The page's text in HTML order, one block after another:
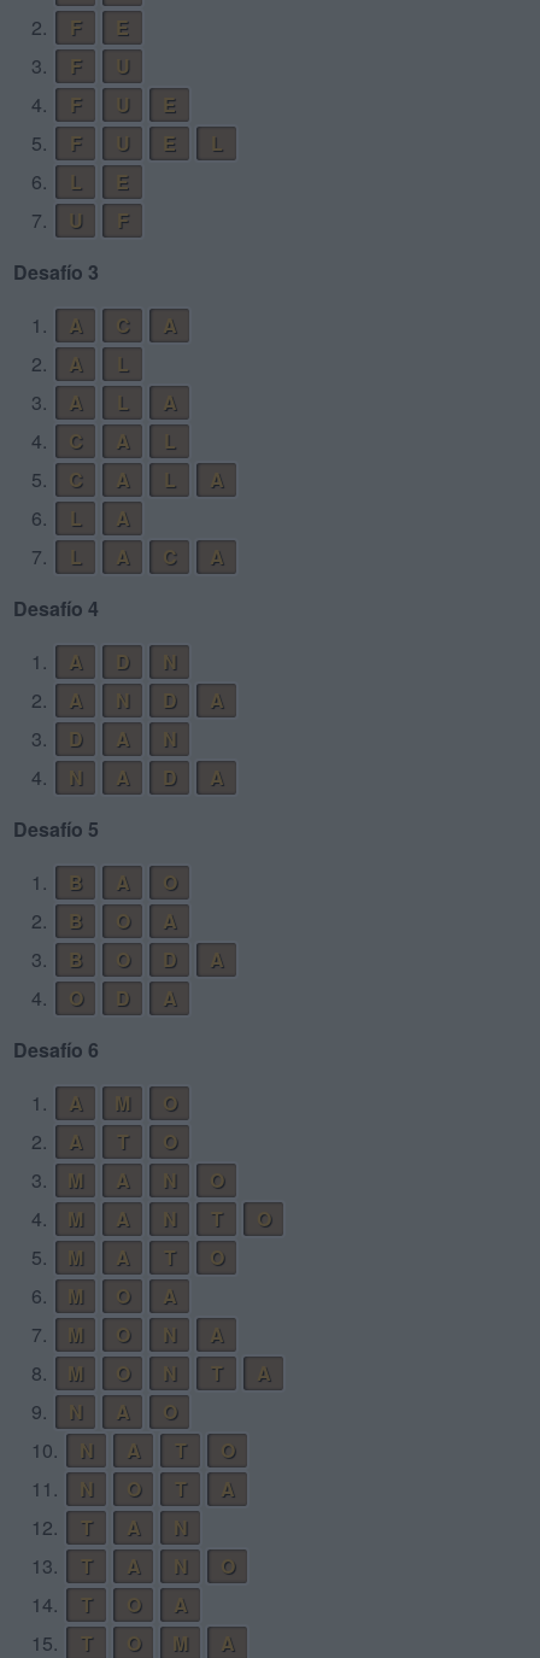
2.
F
E
3.
F
U
4.
F U
E
5.
F U E
L
6.
L
E
7.
U
F
Desafío 3
1.
A C
A
2.
A
L
3.
A L
A
4.
C A
L
5.
C A L
A
6.
L
A
7.
L A C
A
Desafío 4
1.
A D
N
2.
A N D
A
3.
D A
N
4.
N A D
A
Desafío 5
1.
B A
O
2.
B O
A
3.
B O D
A
4.
O D
A
Desafío 6
1.
A M
O
2.
A T
O
3.
M A N
O
4.
M A N T
O
5.
M A T
O
6.
M O
A
7.
M O N
A
8.
M O N T
A
9.
N A
O
10.
N A T
O
11.
N O T
A
12.
T A
N
13.
T A N
O
14.
T O
A
15.
T O M
A